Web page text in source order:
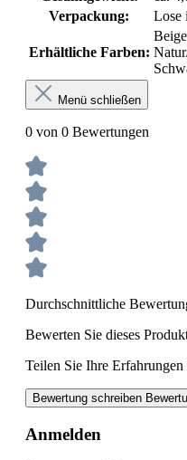
Verpackung:
Lose
Erhältliche Farben:
Menü schließen
0 von 0 Bewertungen
Durchschnittliche
Bewerten Sie dieses
Teilen Sie Ihre
Bewertung schreiben
Anmelden